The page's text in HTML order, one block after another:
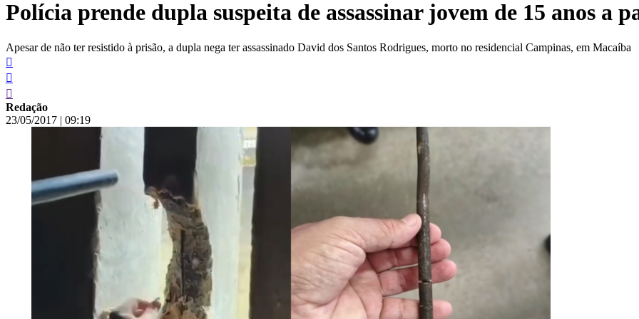
conteúdo
Polícia prende dupla suspeita de assassinar jovem de 15 anos a
Apesar de não ter resistido à prisão, a dupla nega ter assassinado David dos Santos Rodrigues, morto no residencial Campinas, em Macaíba
Redação
23/05/2017 | 09:19